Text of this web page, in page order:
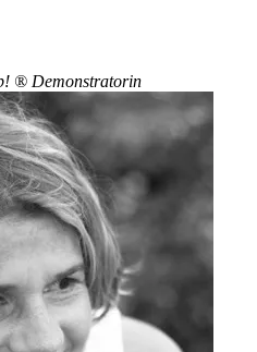
® Demonstratorin